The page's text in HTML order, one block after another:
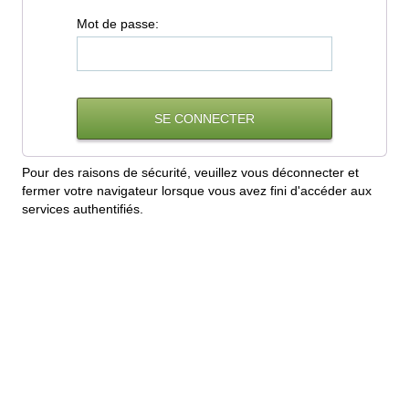
Mot de passe:
Pour des raisons de sécurité, veuillez vous déconnecter et
fermer votre navigateur lorsque vous avez fini d'accéder aux
services authentifiés.